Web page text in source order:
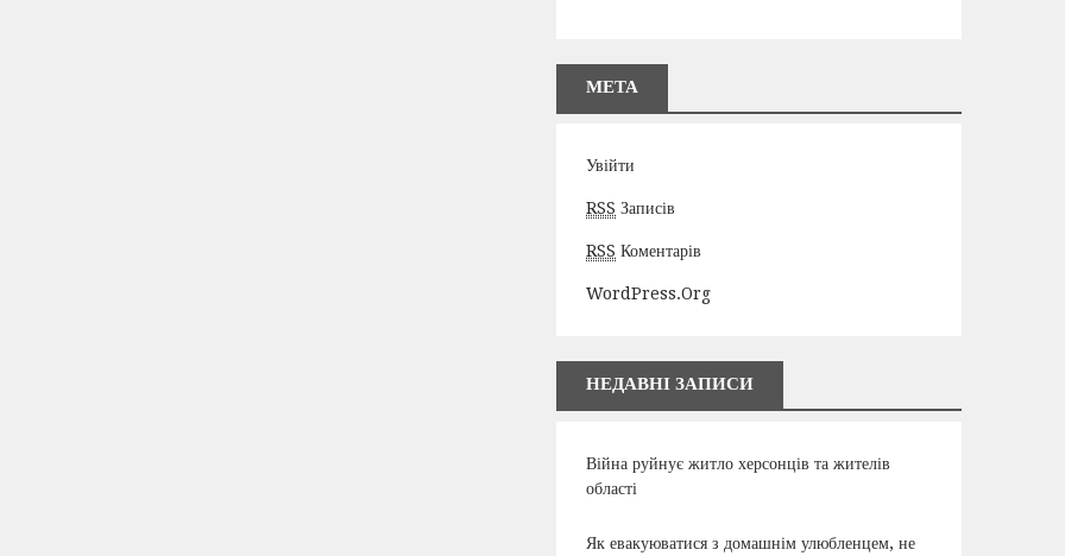
МЕТА
Увійти
RSS Записів
RSS Коментарів
WordPress.org
НЕДАВНІ ЗАПИСИ
Війна руйнує житло херсонців та жителів
області
Як евакуюватися з домашнім улюбленцем, не